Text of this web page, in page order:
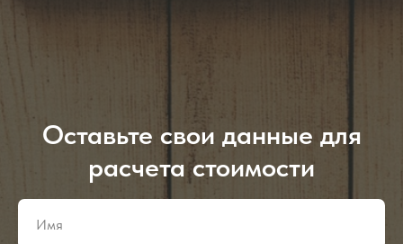
Оставьте свои данные для
расчета стоимости